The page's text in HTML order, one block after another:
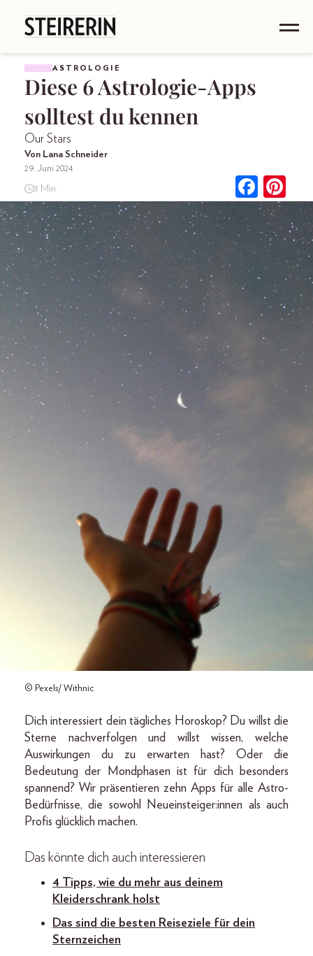
ASTROLOGIE
Diese 6 Astrologie-Apps
solltest du kennen
Our Stars
Von Lana Schneider
29. Juni 2024
3 Min.
© Pexels/ Withnic
Dich interessiert dein tägliches Horoskop? Du willst die
Sterne nachverfolgen und willst wissen, welche
Auswirkungen du zu erwarten hast? Oder die
Bedeutung der Mondphasen ist für dich besonders
spannend? Wir präsentieren zehn Apps für alle Astro-
Bedürfnisse, die sowohl Neueinsteiger:innen als auch
Profis glücklich machen.
Das könnte dich auch interessieren
4 Tipps, wie du mehr aus deinem
Kleiderschrank holst
Das sind die besten Reiseziele für dein
Sternzeichen